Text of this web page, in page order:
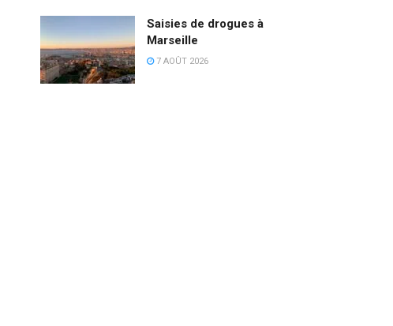
Saisies de drogues à
Marseille
7 AOÛT 2026